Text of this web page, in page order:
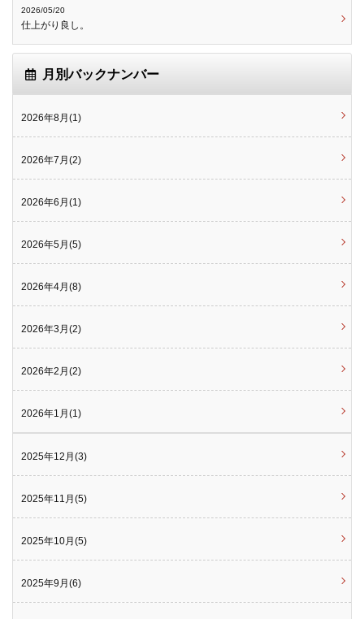
2026/05/20
仕上がり良し。
月別バックナンバー
2026年8月(1)
2026年7月(2)
2026年6月(1)
2026年5月(5)
2026年4月(8)
2026年3月(2)
2026年2月(2)
2026年1月(1)
2025年12月(3)
2025年11月(5)
2025年10月(5)
2025年9月(6)